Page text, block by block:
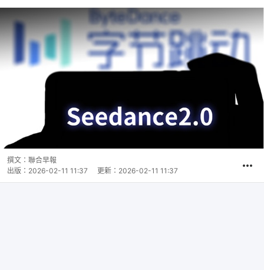
撰文： 聯合早報
出版： 2026-02-11 11:37 更新： 2026-02-11 11:37